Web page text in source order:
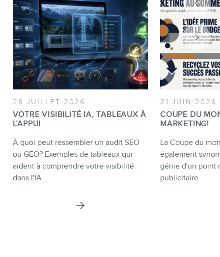
28 JUILLET 2026
VOTRE VISIBILITÉ IA, TABLEAUX À
L’APPUI
À quoi peut ressembler un audit SEO
ou GEO? Exemples de tableaux qui
aident à comprendre votre visibilité
dans l'IA.
21 JUIN 2026
COUPE DU
MARKETING!
La Coupe du
également
génie d'un point
publicitaire.